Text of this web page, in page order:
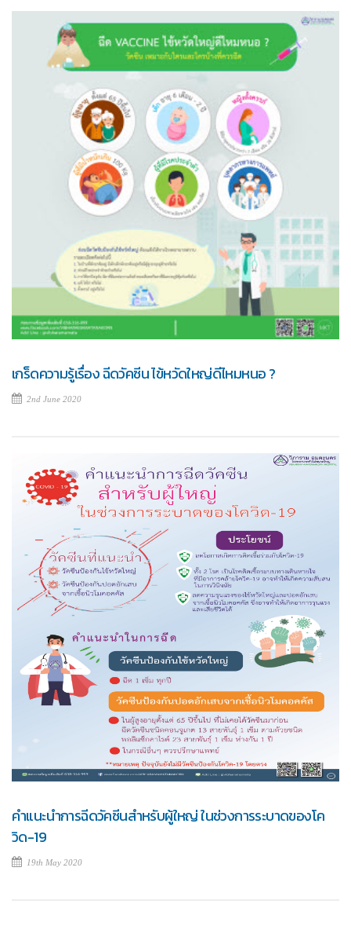
เกร็ดความรู้เรื่อง ฉีดวัคซีน ไข้หวัดใหญ่ดีไหมหนอ ?
2nd June 2020
คำแนะนำการฉีดวัคซีนสำหรับผู้ใหญ่ ในช่วงการระบาดของโค
วิด-19
19th May 2020